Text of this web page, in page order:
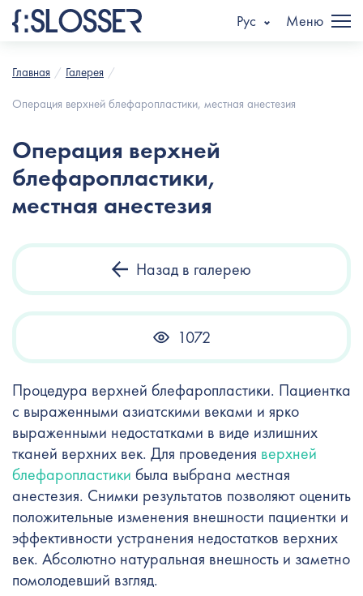
Рус Меню
Главная
Галерея
Операция верхней блефаропластики, местная анестезия
Операция верхней
блефаропластики,
местная анестезия
Назад в галерею
1072
Процедура верхней блефаропластики. Пациентка
с выраженными азиатскими веками и ярко
выраженными недостатками в виде излишних
тканей верхних век. Для проведения верхней
блефаропластики была выбрана местная
анестезия. Снимки результатов позволяют оценить
положительные изменения внешности пациентки и
эффективности устранения недостатков верхних
век. Абсолютно натуральная внешность и заметно
помолодевший взгляд.